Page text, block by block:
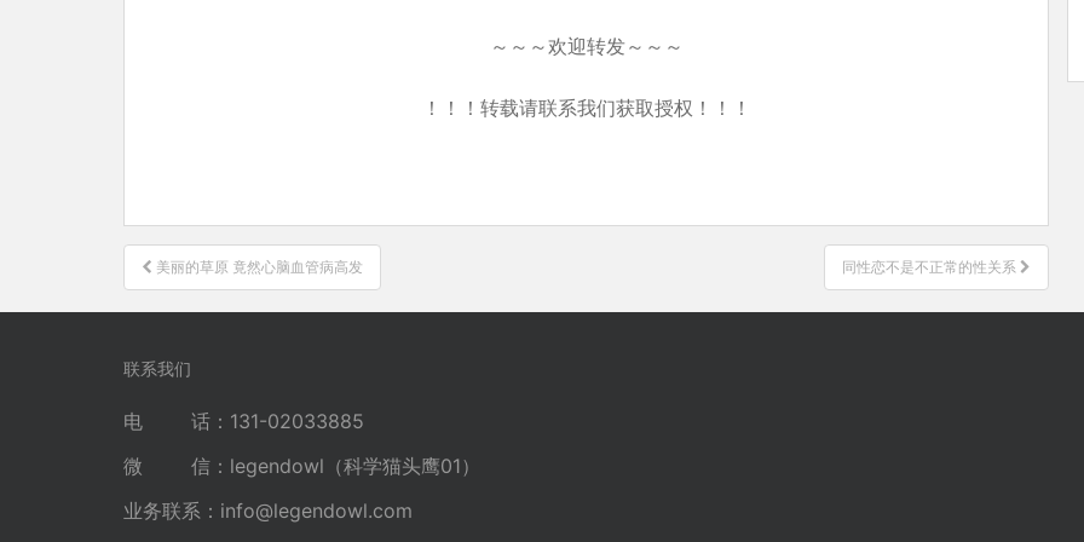
～～～欢迎转发～～～
！！！转载请联系我们获取授权！！！
文
章
导
美丽的草原 竟然心脑血管病高发 同性恋不是不正常的性关系
联系我们
电 话：131-02033885
微 信：legendowl（科学猫头鹰01）
业务联系： info@legendowl.com